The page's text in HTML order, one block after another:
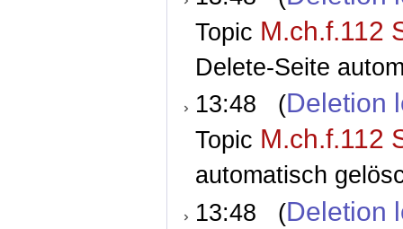
Topic M.ch.f.112
Delete-Seite
13:48 (Deletion
Topic M.ch.f.112
automatisch
13:48 (Deletion